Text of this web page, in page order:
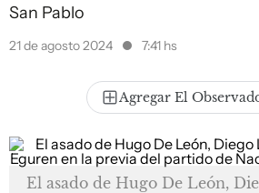
San Pablo
21 de agosto 2024 7:41 hs
Agregar El
El asado de Hugo De León,